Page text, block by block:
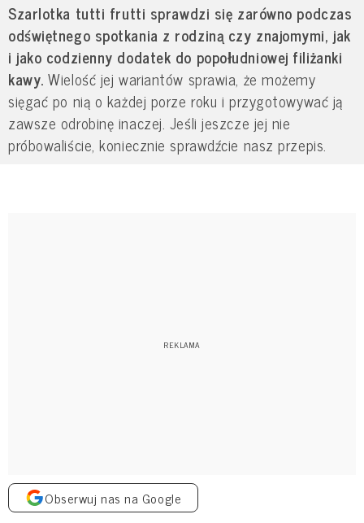
Szarlotka tutti frutti sprawdzi się zarówno podczas
odświętnego spotkania z rodziną czy znajomymi, jak
i jako codzienny dodatek do popołudniowej filiżanki
kawy.Wielość jej wariantów sprawia, że możemy
sięgać po nią o każdej porze roku i przygotowywać ją
zawsze odrobinę inaczej. Jeśli jeszcze jej nie
próbowaliście, koniecznie sprawdźcie nasz przepis.
Obserwuj nas na Google